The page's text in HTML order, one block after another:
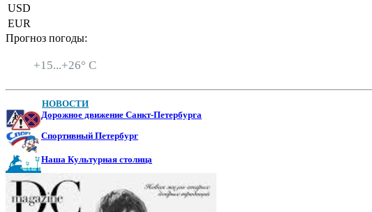
USD
EUR
Прогноз погоды:
+15...+26° C
НОВОСТИ
Дорожное движение Санкт-Петербурга
Спортивный Петербург
Наша Культурная столица